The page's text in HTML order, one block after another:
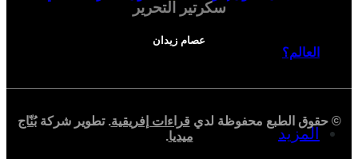
العالم؟
المزيد
سكرتير التحرير
عصام زيدان
© حقوق الطبع محفوظة لدي قراءات إفريقية. تطوير شركةبُنّاج
ميديا.